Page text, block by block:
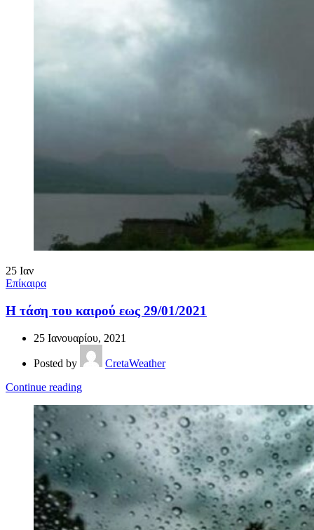
25 Ιαν
Επίκαιρα
Η τάση του καιρού εως 29/01/2021
25 Ιανουαρίου, 2021
Posted by
CretaWeather
Continue reading